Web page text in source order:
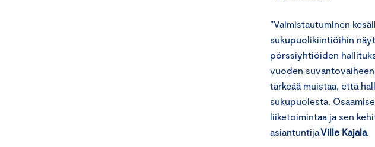
”Valmistautuminen
sukupuolikiintiöihin
pörssiyhtiöiden
vuoden
tärkeää muistaa, että
sukupuolesta.
liiketoimintaa ja sen
asiantuntijaVille Kajala